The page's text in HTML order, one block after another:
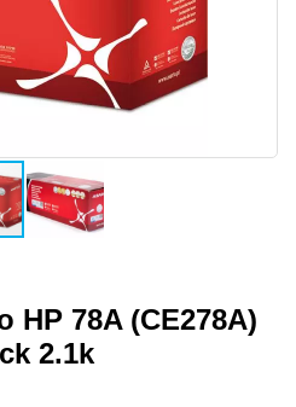
HP 78A (CE278A)
2.1k